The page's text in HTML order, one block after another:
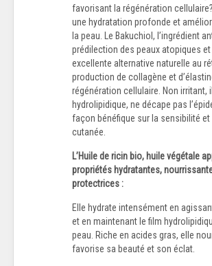
favorisant la régénération
une hydratation profonde et
la peau. Le Bakuchiol, l’ingrédient
prédilection des peaux atopiques
excellente alternative naturelle au
production de collagène et
régénération cellulaire. Non irritant,
hydrolipidique, ne décape pas
façon bénéfique sur la sensibilité et
cutanée.
L’Huile de ricin bio, huile végétale
propriétés hydratantes,
protectrices :
Elle hydrate intensément en
et en maintenant le film
peau. Riche en acides gras, elle
favorise sa beauté et son éclat.